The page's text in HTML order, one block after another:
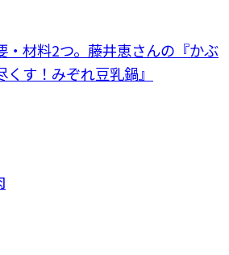
・材料2つ。藤井恵さんの『かぶ
す！みぞれ豆乳鍋』